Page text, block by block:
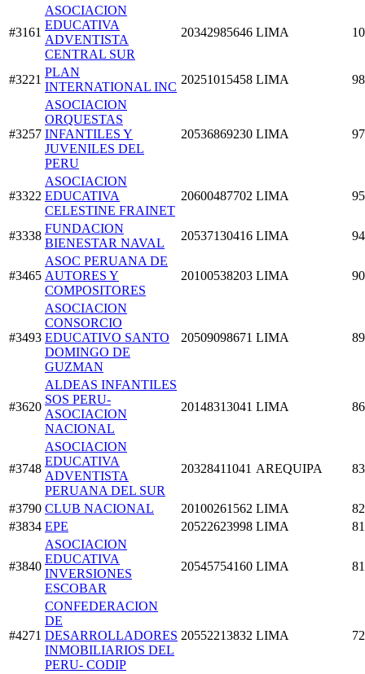
#3161
ASOCIACION
EDUCATIVA
ADVENTISTA
CENTRAL SUR
20342985646 LIMA
#3221
PLAN
INTERNATIONAL INC
20251015458 LIMA
#3257
ASOCIACION
ORQUESTAS
INFANTILES Y
JUVENILES DEL
PERU
20536869230 LIMA
#3322
ASOCIACION
EDUCATIVA
CELESTINE FRAINET
20600487702 LIMA
#3338
FUNDACION
BIENESTAR NAVAL
20537130416 LIMA
#3465
ASOC PERUANA DE
AUTORES Y
COMPOSITORES
20100538203 LIMA
#3493
ASOCIACION
CONSORCIO
EDUCATIVO SANTO
DOMINGO DE
GUZMAN
20509098671 LIMA
#3620
ALDEAS INFANTILES
SOS PERU-
ASOCIACION
NACIONAL
20148313041 LIMA
#3748
ASOCIACION
EDUCATIVA
ADVENTISTA
PERUANA DEL SUR
20328411041 AREQUIPA
#3790 CLUB NACIONAL 20100261562 LIMA
#3834 EPE 20522623998 LIMA
#3840
ASOCIACION
EDUCATIVA
INVERSIONES
ESCOBAR
20545754160 LIMA
#4271
CONFEDERACION
DE
DESARROLLADORES
INMOBILIARIOS DEL
PERU- CODIP
20552213832 LIMA